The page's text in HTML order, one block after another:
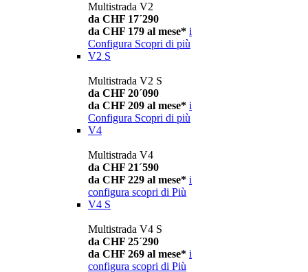
Multistrada V2
da CHF 17´290
da CHF 179 al mese* i
Configura Scopri di più
V2 S
Multistrada V2 S
da CHF 20´090
da CHF 209 al mese* i
Configura Scopri di più
V4
Multistrada V4
da CHF 21´590
da CHF 229 al mese* i
configura scopri di Più
V4 S
Multistrada V4 S
da CHF 25´290
da CHF 269 al mese* i
configura scopri di Più